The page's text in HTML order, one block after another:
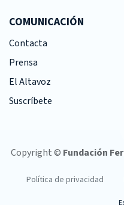
COMUNICACIÓN
Contacta
Prensa
El Altavoz
Suscríbete
Copyright © Fundación
Política de privacidad